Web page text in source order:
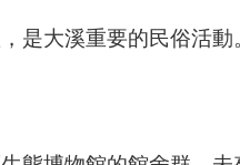
是大溪重要的民俗活